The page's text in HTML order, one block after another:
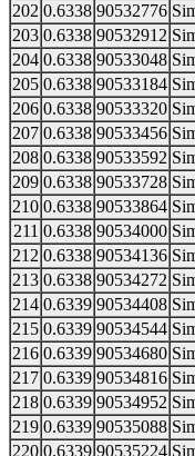
202 0.6338 90532776
203 0.6338 90532912
204 0.6338 90533048
205 0.6338 90533184
206 0.6338 90533320
207 0.6338 90533456
208 0.6338 90533592
209 0.6338 90533728
210 0.6338 90533864
211 0.6338 90534000
212 0.6338 90534136
213 0.6338 90534272
214 0.6339 90534408
215 0.6339 90534544
216 0.6339 90534680
217 0.6339 90534816
218 0.6339 90534952
219 0.6339 90535088
220 0.6339 90535224